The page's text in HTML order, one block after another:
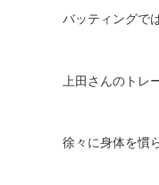
バッティングで
上田さんのト
徐々に身体を慣